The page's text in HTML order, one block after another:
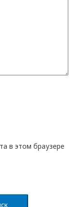
в этом браузере